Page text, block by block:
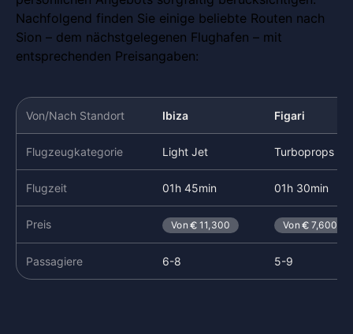
Nachfolgend finden Sie einige beliebte Routen nach
Sion – dem nächstgelegenen Flughafen – mit
entsprechenden Preisangaben:
Von/Nach Standort Ibiza Figari
Flugzeugkategorie Light Jet Turboprops
Flugzeit 01h 45min 01h 30min
Preis Von 11,300 Von 7,600
Passagiere 6-8 5-9